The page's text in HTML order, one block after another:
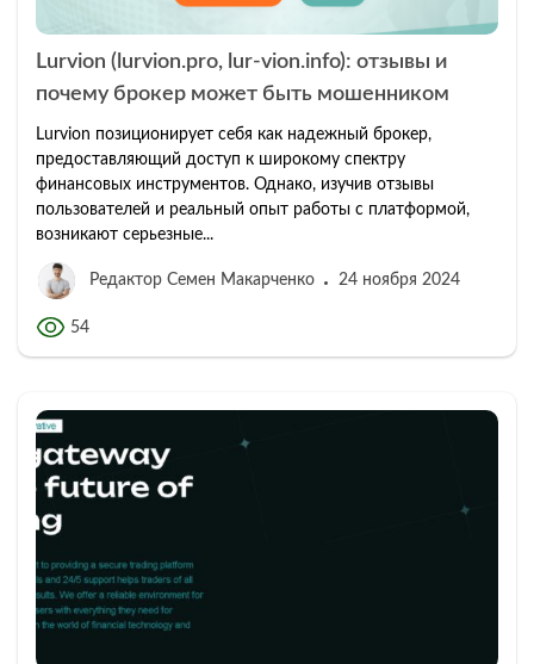
Lurvion (lurvion.pro, lur-vion.info): отзывы и
почему брокер может быть мошенником
Lurvion позиционирует себя как надежный брокер,
предоставляющий доступ к широкому спектру
финансовых инструментов. Однако, изучив отзывы
пользователей и реальный опыт работы с платформой,
возникают серьезные...
Редактор Семен Макарченко 24 ноября 2024
54